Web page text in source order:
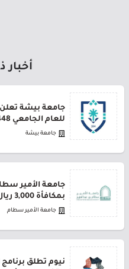
جامعة بيشة تعلن
للعام الجامعي 1448هـ
جامعة بيشة
جامعة الأمير
بمكافأة 3,000 ريال
جامعة الأمير سطام
نيوم تطلق